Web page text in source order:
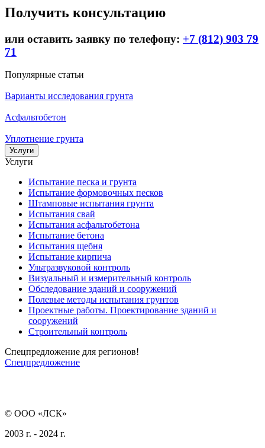
Получить консультацию
или оставить заявку по телефону: +7 (812) 903 79
71
Популярные статьи
Варианты исследования грунта
Асфальтобетон
Уплотнение грунта
Услуги
Услуги
Испытание песка и грунта
Испытание формовочных песков
Штамповые испытания грунта
Испытания свай
Испытания асфальтобетона
Испытание бетона
Испытания щебня
Испытание кирпича
Ультразвуковой контроль
Визуальный и измерительный контроль
Обследование зданий и сооружений
Полевые методы испытания грунтов
Проектные работы. Проектирование зданий и
сооружений
Строительный контроль
Спецпредложение для регионов!
Спецпредложение
© ООО «ЛСК»
2003 г. - 2024 г.